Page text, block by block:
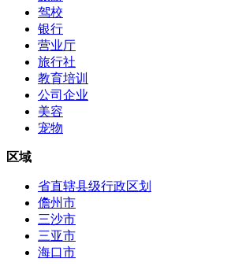
驾校
银行
营业厅
旅行社
教育培训
公司企业
美容
宠物
区域
省直辖县级行政区划
儋州市
三沙市
三亚市
海口市